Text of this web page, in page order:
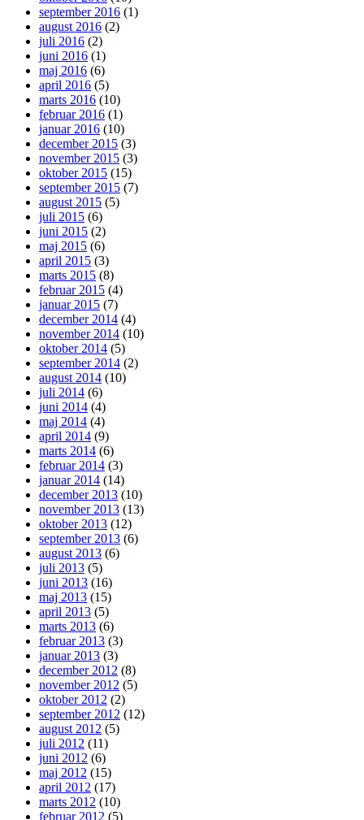
september 2016 (1)
august 2016 (2)
juli 2016 (2)
juni 2016 (1)
maj 2016 (6)
april 2016 (5)
marts 2016 (10)
februar 2016 (1)
januar 2016 (10)
december 2015 (3)
november 2015 (3)
oktober 2015 (15)
september 2015 (7)
august 2015 (5)
juli 2015 (6)
juni 2015 (2)
maj 2015 (6)
april 2015 (3)
marts 2015 (8)
februar 2015 (4)
januar 2015 (7)
december 2014 (4)
november 2014 (10)
oktober 2014 (5)
september 2014 (2)
august 2014 (10)
juli 2014 (6)
juni 2014 (4)
maj 2014 (4)
april 2014 (9)
marts 2014 (6)
februar 2014 (3)
januar 2014 (14)
december 2013 (10)
november 2013 (13)
oktober 2013 (12)
september 2013 (6)
august 2013 (6)
juli 2013 (5)
juni 2013 (16)
maj 2013 (15)
april 2013 (5)
marts 2013 (6)
februar 2013 (3)
januar 2013 (3)
december 2012 (8)
november 2012 (5)
oktober 2012 (2)
september 2012 (12)
august 2012 (5)
juli 2012 (11)
juni 2012 (6)
maj 2012 (15)
april 2012 (17)
marts 2012 (10)
februar 2012 (5)